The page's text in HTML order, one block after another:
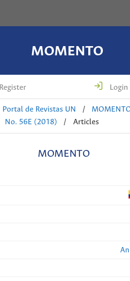
MOMENTO
Register Login
Portal de Revistas UN /
No. 56E (2018) / Articles
MOMENTO